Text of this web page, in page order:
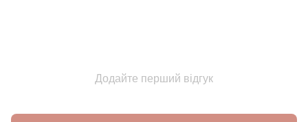
Додайте перший відгук